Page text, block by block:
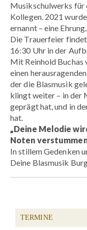
Musikschulwerks für
Kollegen. 2021
ernannt – eine
Die Trauerfeier
16:30 Uhr in der
Mit Reinhold Buchas
einen
der die Blasmusik
klingt weiter – in der
geprägt hat, und in
hat.
„Deine Melodie
Noten
In stillem Gedenken
Deine Blasmusik
TERMINE